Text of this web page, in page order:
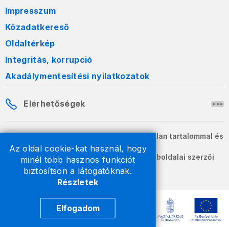
Az oldal cookie-kat használ, hogy
minél több hasznos funkciót
biztosítson a látogatóknak.
Részletek
Elfogadom
Impresszum
Közadatkereső
Oldaltérkép
Integritás, korrupció
Akadálymentesítési nyilatkozatok
Elérhetőségek
A honlapon szereplő információk változatlan tartalommal és
formában szabadon terjeszthetők.
2026 © A Nemzeti Adó- és Vámhivatal weboldalai szerzői
jogvédelem alatt állnak.